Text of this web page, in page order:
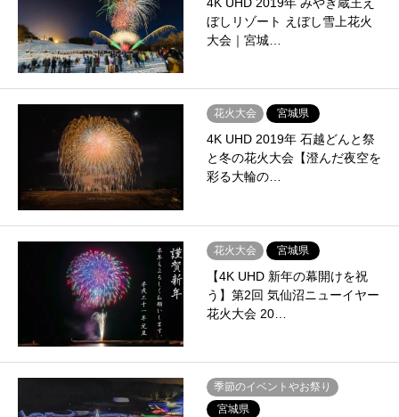
ぼしリゾート えぼし雪上花火
大会｜宮城…
花火大会 宮城県
4K UHD 2019年 石越どんと祭
と冬の花火大会【澄んだ夜空を
彩る大輪の…
花火大会 宮城県
【4K UHD 新年の幕開けを祝
う】第2回 気仙沼ニューイヤー
花火大会 20…
季節のイベントやお祭り
宮城県